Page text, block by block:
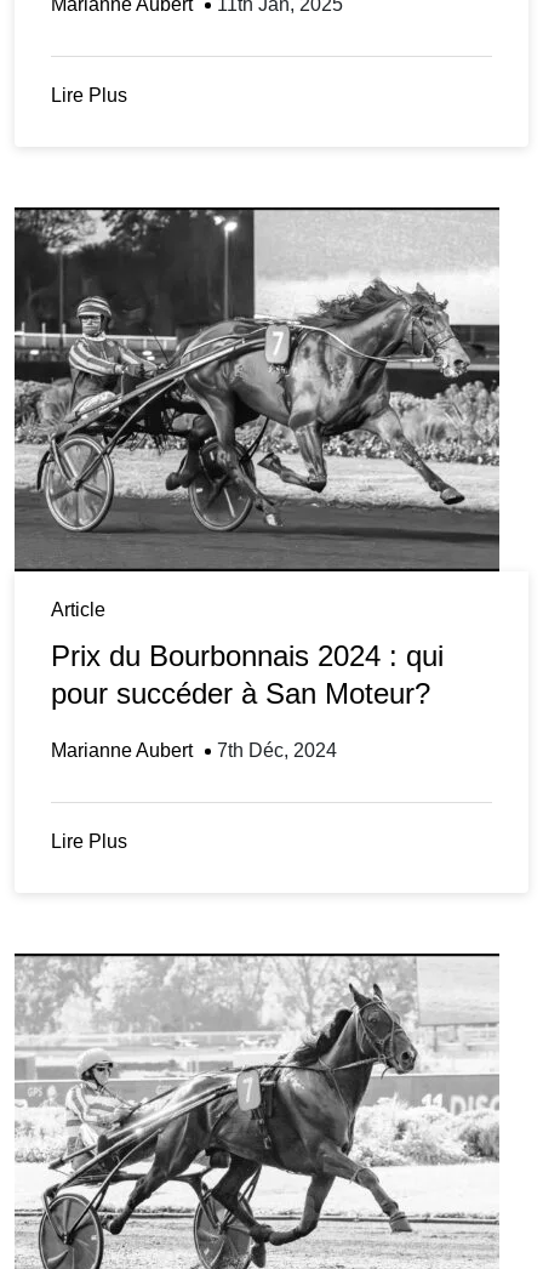
Marianne Aubert 11th Jan, 2025
Lire Plus
Article
Prix du Bourbonnais 2024 : qui
pour succéder à San Moteur?
Marianne Aubert 7th Déc, 2024
Lire Plus